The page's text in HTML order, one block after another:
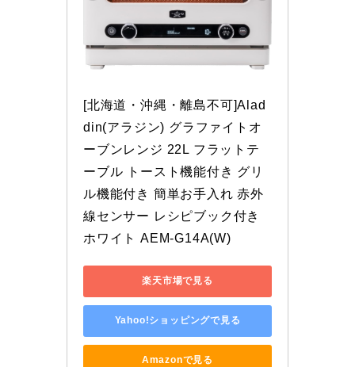
[北海道・沖縄・離島不可]Alad
din(アラジン) グラファイトオ
ーブンレンジ 22L フラットテ
ーブル トースト機能付き グリ
ル機能付き 簡単お手入れ 赤外
線センサー レシピブック付き
ホワイト AEM-G14A(W)
楽天市場で見る
Yahoo!ショッピングで見る
Amazonで見る